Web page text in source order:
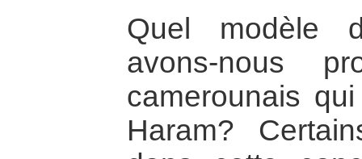
Quel modèle
avons-nous
camerounais
Haram?